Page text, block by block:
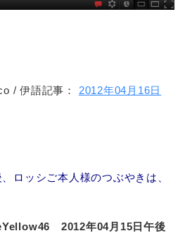
/ 伊語記事： 2012年04月16日
ロッシご本人様のつぶやきは、